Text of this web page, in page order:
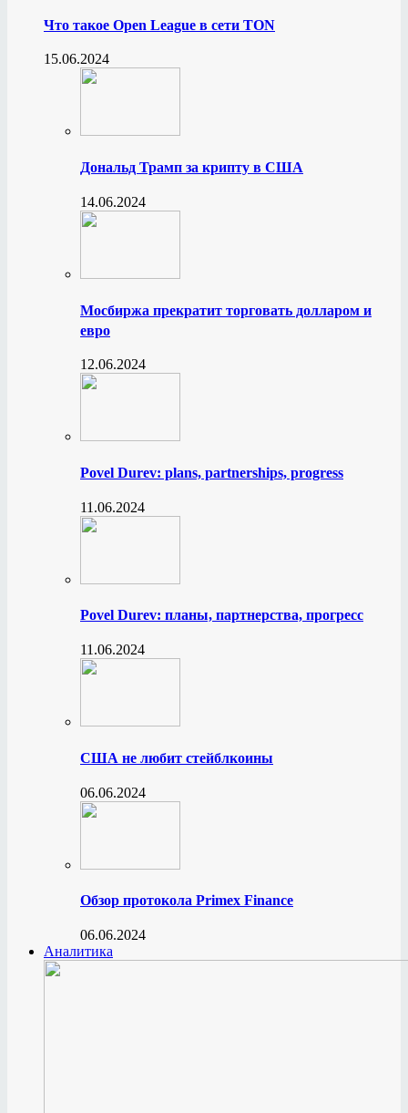
Что такое Open League в сети TON
15.06.2024
Дональд Трамп за крипту в США
14.06.2024
Мосбиржа прекратит торговать долларом и
евро
12.06.2024
Povel Durev: plans, partnerships, progress
11.06.2024
Povel Durev: планы, партнерства, прогресс
11.06.2024
США не любит стейблкоины
06.06.2024
Обзор протокола Primex Finance
06.06.2024
Аналитика